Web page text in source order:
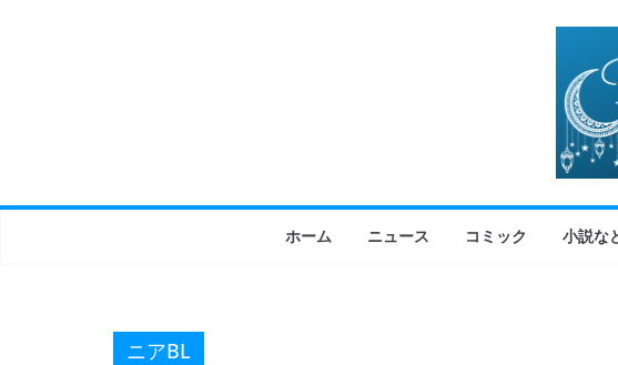
ホーム ニュース コミック 小説な
ニアBL